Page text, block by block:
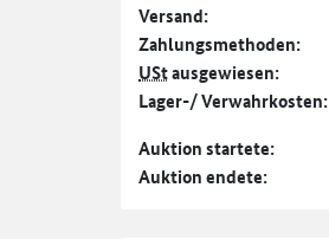
Versand:
Zahlungs­methoden:
UStausgewiesen:
Lager-/ Verwahrkosten:
Auktion startete:
Auktion endete: